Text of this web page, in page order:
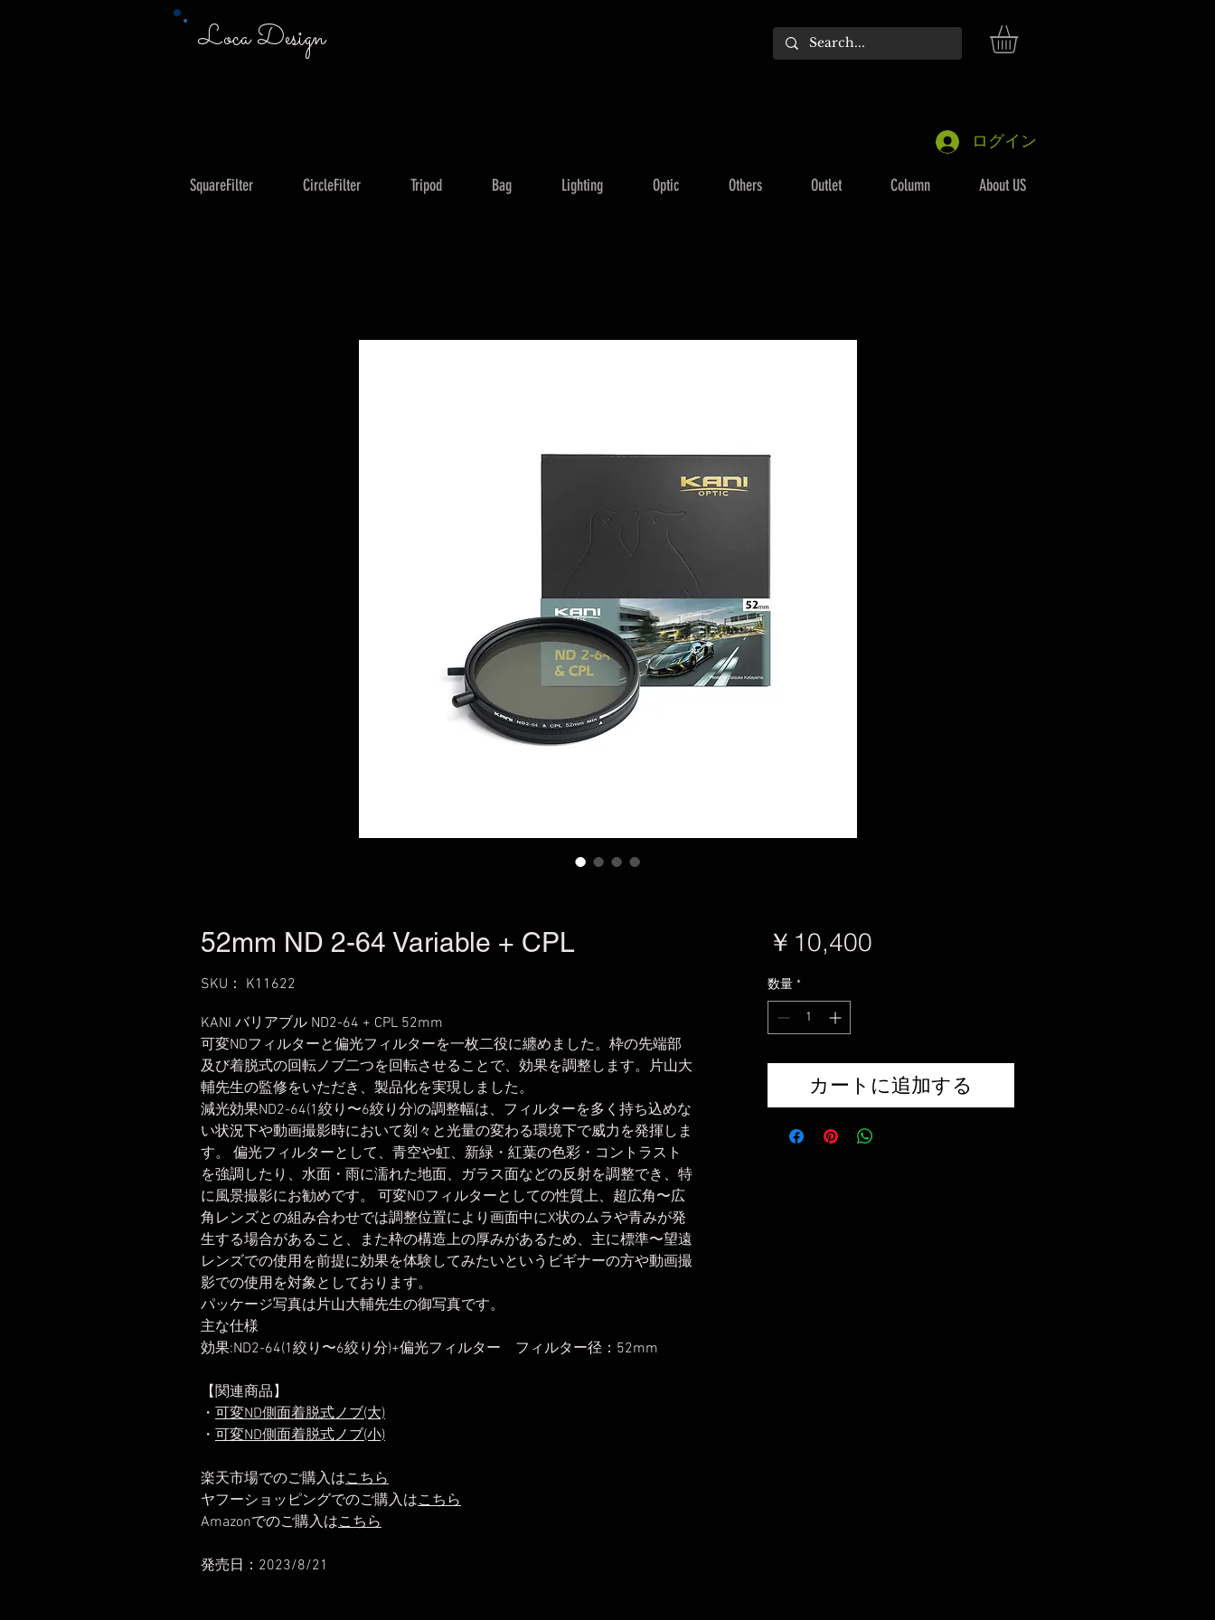
Loca Design
ログイン
SquareFilter CircleFilter Tripod Bag Lighting Optic Others Outlet Column About US
52mm ND 2-64 Variable + CPL
SKU： K11622
KANI バリアブル ND2-64 + CPL 52mm
可変NDフィルターと偏光フィルターを一枚二役に纏めました。枠の先端部
及び着脱式の回転ノブ二つを回転させることで、効果を調整します。片山大
輔先生の監修をいただき、製品化を実現しました。
減光効果ND2-64(1絞り〜6絞り分)の調整幅は、フィルターを多く持ち込めな
い状況下や動画撮影時において刻々と光量の変わる環境下で威力を発揮しま
す。 偏光フィルターとして、青空や虹、新緑・紅葉の色彩・コントラスト
を強調したり、水面・雨に濡れた地面、ガラス面などの反射を調整でき、特
に風景撮影にお勧めです。 可変NDフィルターとしての性質上、超広角〜広
角レンズとの組み合わせでは調整位置により画面中にX状のムラや青みが発
生する場合があること、また枠の構造上の厚みがあるため、主に標準〜望遠
レンズでの使用を前提に効果を体験してみたいというビギナーの方や動画撮
影での使用を対象としております。
パッケージ写真は片山大輔先生の御写真です。
主な仕様
効果:ND2-64(1絞り〜6絞り分)+偏光フィルター フィルター径：52mm
【関連商品】
・ 可変ND側面着脱式ノブ(大)
・ 可変ND側面着脱式ノブ(小)
楽天市場でのご購入はこちら
ヤフーショッピングでのご購入はこちら
Amazonでのご購入はこちら
発売日：2023/8/21
￥10,400価
数量 *
カートに追加する